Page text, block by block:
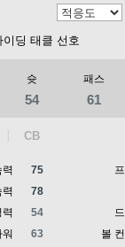
이딩 태클 선호
슛
54
패스
61
력
75
력
78
력
54
워
63
볼